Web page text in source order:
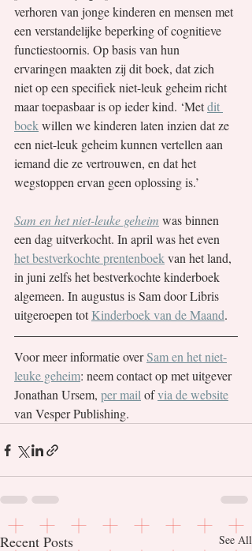
verhoren van jonge kinderen en mensen met
een verstandelijke beperking of cognitieve
functiestoornis. Op basis van hun
ervaringen maakten zij dit boek, dat zich
niet op een specifiek niet-leuk geheim richt
maar toepasbaar is op ieder kind. ‘Met dit
boek willen we kinderen laten inzien dat ze
een niet-leuk geheim kunnen vertellen aan
iemand die ze vertrouwen, en dat het
wegstoppen ervan geen oplossing is.’
Sam en het niet-leuke geheim was binnen
een dag uitverkocht. In april was het even
het bestverkochte prentenboek van het land,
in juni zelfs het bestverkochte kinderboek
algemeen. In augustus is Sam door Libris
uitgeroepen tot Kinderboek van de Maand.
Voor meer informatie over Sam en het niet-
leuke geheim: neem contact op met uitgever
Jonathan Ursem, per mail of via de website
van Vesper Publishing.
Recent Posts See All